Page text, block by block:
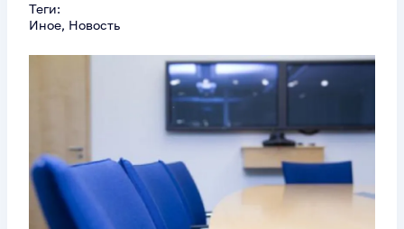
Теги:
Иное, Новость